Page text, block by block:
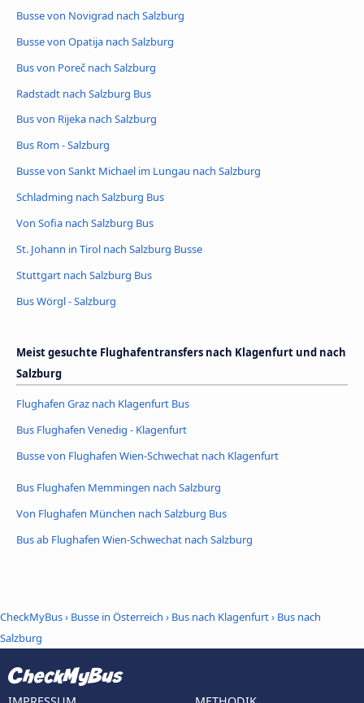
Busse von Novigrad nach Salzburg
Busse von Opatija nach Salzburg
Bus von Poreč nach Salzburg
Radstadt nach Salzburg Bus
Bus von Rijeka nach Salzburg
Bus Rom - Salzburg
Busse von Sankt Michael im Lungau nach Salzburg
Schladming nach Salzburg Bus
Von Sofia nach Salzburg Bus
St. Johann in Tirol nach Salzburg Busse
Stuttgart nach Salzburg Bus
Bus Wörgl - Salzburg
Meist gesuchte Flughafentransfers nach Klagenfurt und nach
Salzburg
Flughafen Graz nach Klagenfurt Bus
Bus Flughafen Venedig - Klagenfurt
Busse von Flughafen Wien-Schwechat nach Klagenfurt
Bus Flughafen Memmingen nach Salzburg
Von Flughafen München nach Salzburg Bus
Bus ab Flughafen Wien-Schwechat nach Salzburg
CheckMyBus› Busse in Österreich › Bus nach Klagenfurt› Bus nach
Salzburg